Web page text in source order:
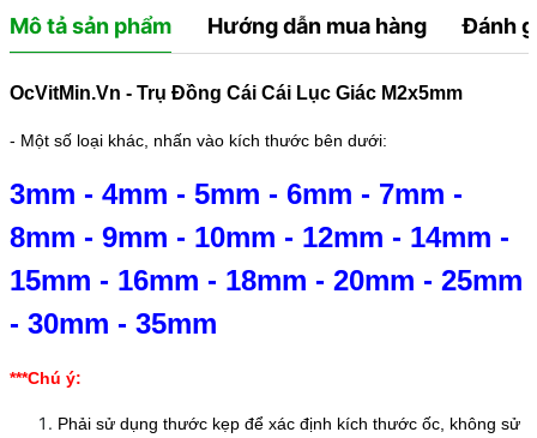
Mô tả sản phẩm Hướng dẫn mua hàng Đánh
OcVitMin.Vn - Trụ Đồng Cái Cái Lục Giác M2x5mm
- Một số loại khác, nhấn vào kích thước bên dưới:
3mm - 4mm - 5mm - 6mm - 7mm -
8mm - 9mm - 10mm - 12mm - 14mm -
15mm - 16mm - 18mm - 20mm - 25mm
- 30mm - 35mm
***Chú ý:
Phải sử dụng thước kẹp để xác định kích thước ốc, không sử